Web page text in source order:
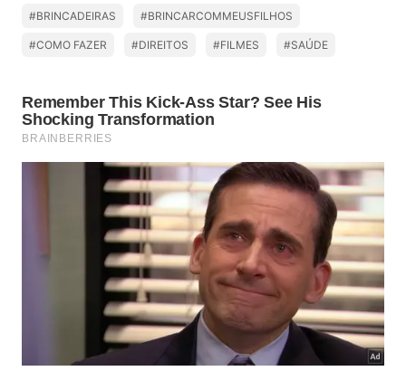
#BRINCADEIRAS #BRINCARCOMMEUSFILHOS
#COMO FAZER #DIREITOS #FILMES #SAÚDE